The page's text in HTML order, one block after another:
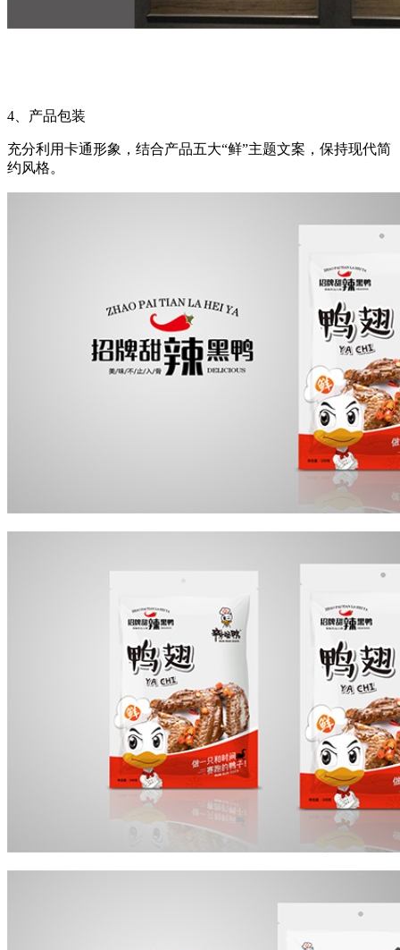
4 、产品包装
充分利用卡通形象，结合产品五大“鲜”主题文案，保持现代简
约风格。